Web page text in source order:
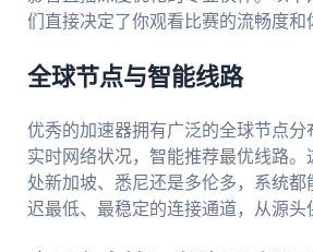
们直接决定了你观看比赛的流畅度和
全球节点与智能线路
优秀的加速器拥有广泛的全球节点分
实时网络状况，智能推荐最优线路。
处新加坡、悉尼还是多伦多，系统都
迟最低、最稳定的连接通道，从源头